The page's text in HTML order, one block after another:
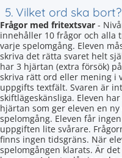
5. Vilket ord ska
Frågor med fritextsvar -
innehåller 10 frågor och alla
varje spelomgång. Eleven
skriva det rätta svaret helt
har 3 hjärtan (extra försök)
skriva rätt ord eller mening i
uppgifts textfält. Svaren är
skiftlägeskänsliga. Eleven har
hjärtan som ger eleven en
spelomgång. Eleven får
uppgiften lite svårare.
finns ingen tidsgräns. När
spelomgången klarats. Är